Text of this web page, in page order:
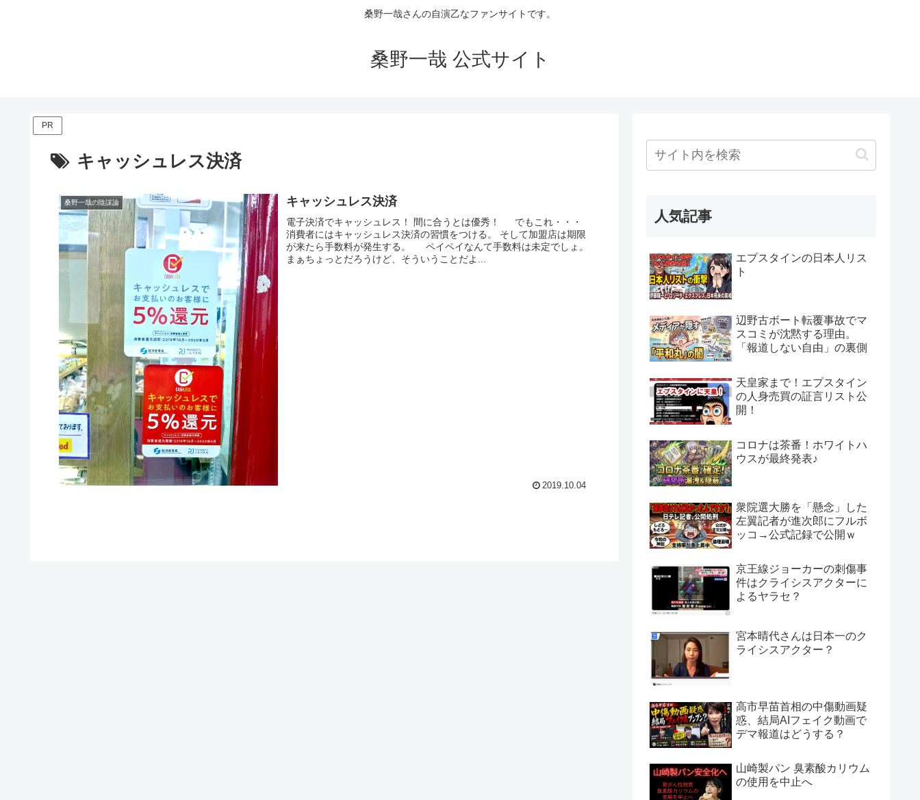
桑野一哉さんの自演乙なファンサイトです。
桑野一哉 公式サイト
PR
キャッシュレス決済
桑野一哉の陰謀論 キャッシュレス決済
電子決済でキャッシュレス！ 間に合うとは優秀！ でもこれ・・・
消費者にはキャッシュレス決済の習慣をつける。 そして加盟店は期限
が来たら手数料が発生する。 ペイペイなんて手数料は未定でしょ。
まぁちょっとだろうけど、そういうことだよ...
2019.10.04
人気記事
エプスタインの日本人リス
ト
辺野古ボート転覆事故でマ
スコミが沈黙する理由。
「報道しない自由」の裏側
天皇家まで！エプスタイン
の人身売買の証言リスト公
開！
コロナは茶番！ホワイトハ
ウスが最終発表♪
衆院選大勝を「懸念」した
左翼記者が進次郎にフルボ
ッコ→公式記録で公開ｗ
京王線ジョーカーの刺傷事
件はクライシスアクターに
よるヤラセ？
宮本晴代さんは日本一のク
ライシスアクター？
高市早苗首相の中傷動画疑
惑、結局AIフェイク動画で
デマ報道はどうする？
山崎製パン 臭素酸カリウム
の使用を中止へ